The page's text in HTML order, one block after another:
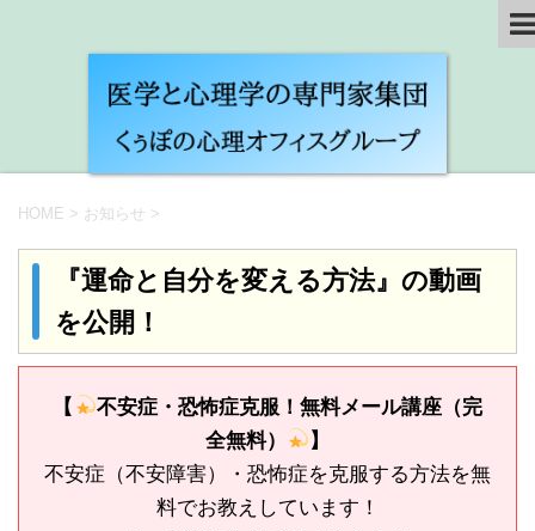
HOME > お知らせ >
『運命と自分を変える方法』の動画
を公開！
【
不安症・恐怖症克服！無料メール講座（完
全無料）
】
不安症（不安障害）・恐怖症を克服する方法を無
料でお教えしています！